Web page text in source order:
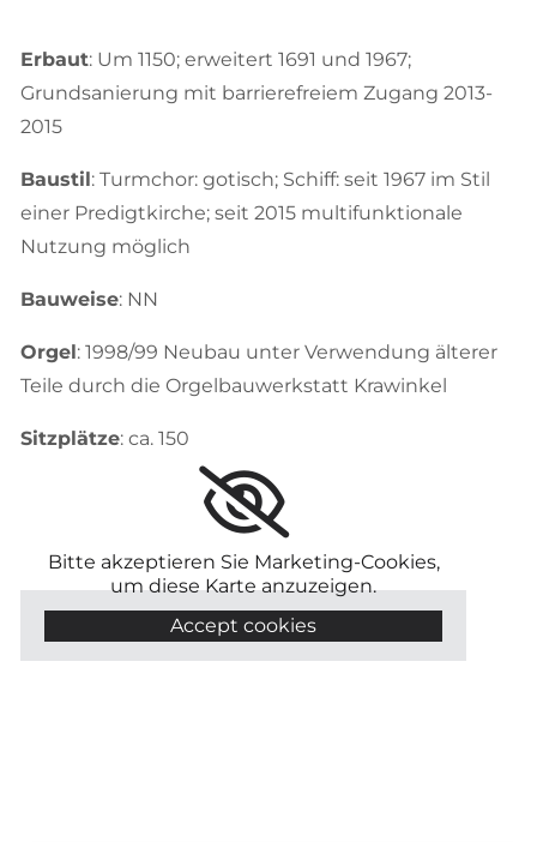
Erbaut: Um 1150; erweitert 1691 und 1967;
Grundsanierung mit barrierefreiem Zugang 2013-
2015
Baustil : Turmchor: gotisch; Schiff: seit 1967 im Stil
einer Predigtkirche; seit 2015 multifunktionale
Nutzung möglich
Bauweise: NN
Orgel : 1998/99 Neubau unter Verwendung älterer
Teile durch die Orgelbauwerkstatt Krawinkel
Sitzplätze: ca. 150
Bitte akzeptieren Sie Marketing-Cookies,
um diese Karte anzuzeigen.
Accept cookies